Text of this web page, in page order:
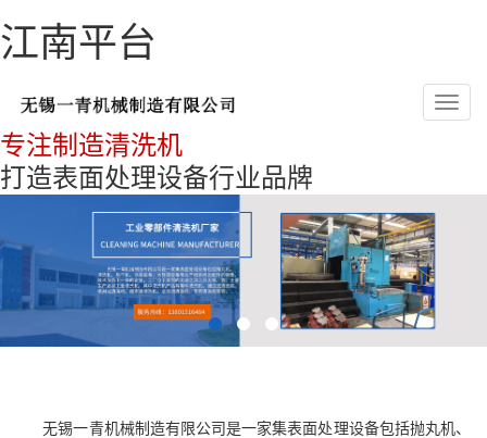
江南平台
专注制造清洗机
打造表面处理设备行业品牌
无锡一青机械制造有限公司是一家集表面处理设备包括抛丸机、